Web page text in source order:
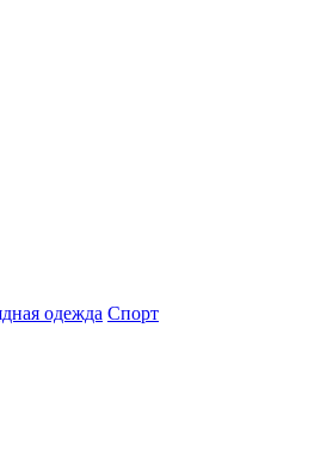
одежда Спорт